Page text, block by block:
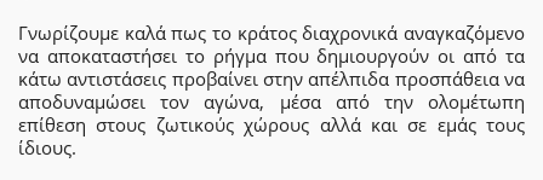
Γνωρίζουμε καλά πως το κράτος διαχρονικά αναγκαζόμενο
να αποκαταστήσει το ρήγμα που δημιουργούν οι από τα
κάτω αντιστάσεις προβαίνει στην απέλπιδα προσπάθεια να
αποδυναμώσει τον αγώνα, μέσα από την ολομέτωπη
επίθεση στους ζωτικούς χώρους αλλά και σε εμάς τους
ίδιους.